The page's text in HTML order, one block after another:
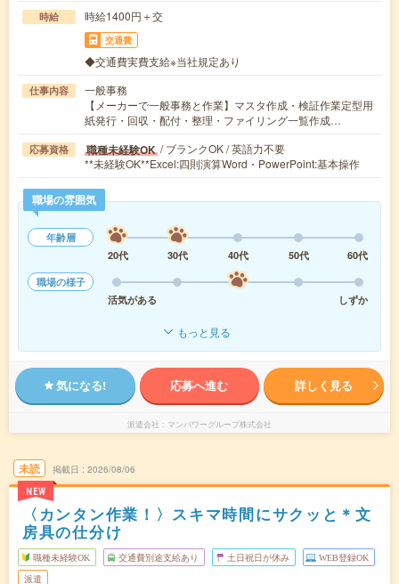
時給 時給1400円＋交
交通費
◆交通費実費支給※当社規定あり
仕事内容
一般事務
【メーカーで一般事務と作業】マスタ作成・検証作業定型用
紙発行・回収・配付・整理・ファイリング一覧作成…
応募資格 職種未経験OK / ブランクOK / 英語力不要
**未経験OK**Excel:四則演算Word・PowerPoint:基本操作
職場の雰囲気
年齢層
20代
30代 40代 50代
60代
職場の様子
活気がある
しずか
もっと見る
気になる! 応募へ進む 詳しく見る
派遣会社 マンパワーグループ株式会社
未読
NEW
掲載日 2026/08/06
〈カンタン作業！〉スキマ時間にサクッと＊文
房具の仕分け
職種未経験OK 交通費別途支給あり 土日祝日が休み WEB登録OK
派遣